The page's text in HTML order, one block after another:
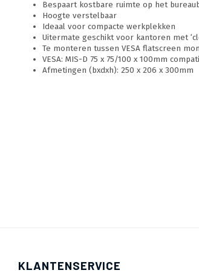
Bespaart kostbare ruimte op het
Hoogte verstelbaar
Ideaal voor compacte werkplekken
Uitermate geschikt voor kantoren met
Te monteren tussen VESA flatscreen
VESA: MIS-D 75 x 75/100 x 100mm
Afmetingen (bxdxh): 250 x 206 x 300mm
KLANTENSERVICE